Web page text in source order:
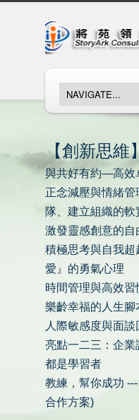
【創新思維
與共好有約—高效
正念減壓與情緒管
隊、建立組織的軟
激發靈感創意的自
積極思考與自我超
愛』的勇氣心理
時間管理與高效
樂齡幸福的人生腳
人際敏感度與面談
亮點一二三：企業
都是學習者
教練，幫你成功
合作方案)